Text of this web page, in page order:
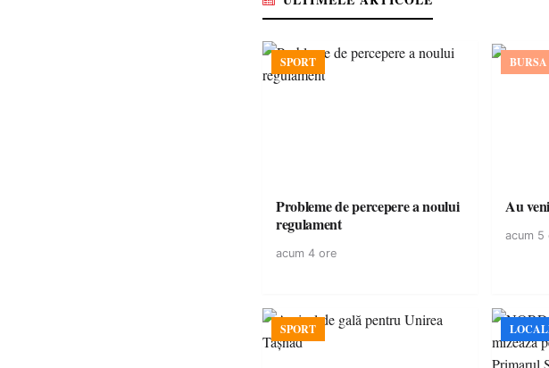
SPORT
Probleme de percepere a noului
regulament
acum 4 ore
Au
acum 5
SPORT